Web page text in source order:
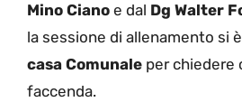
Mino Ciano e dal Dg Walter
la sessione di allenamento si
casa Comunale per chiedere
faccenda.